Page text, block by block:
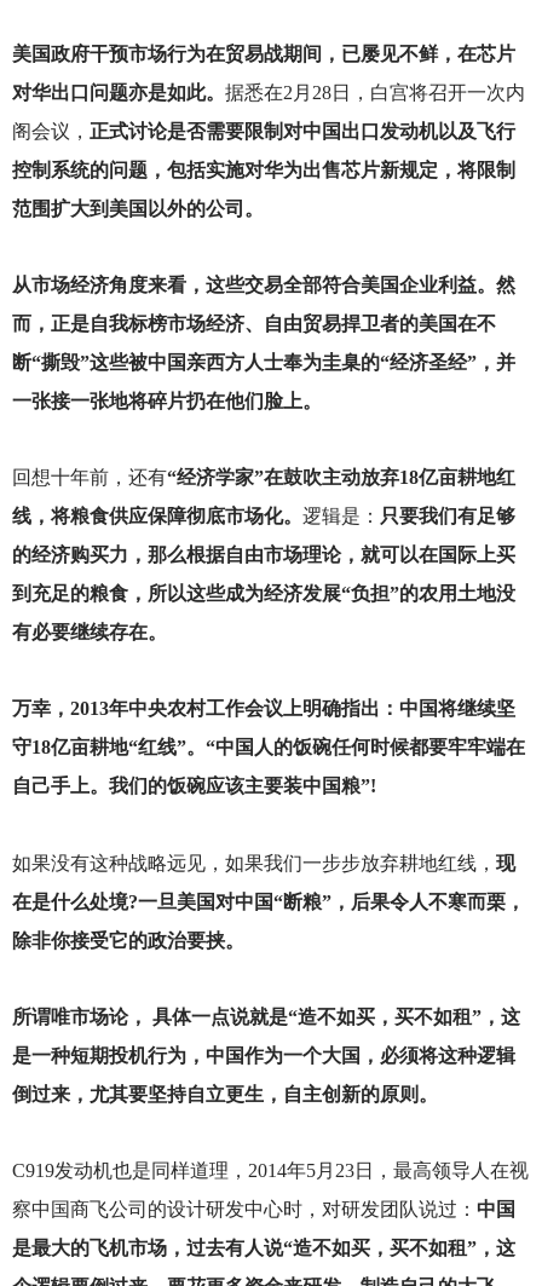
美国政府干预市场行为在贸易战期间，已屡见不鲜，在芯片
对华出口问题亦是如此。 据悉在2月28日，白宫将召开一次内
阁会议， 正式讨论是否需要限制对中国出口发动机以及飞行
控制系统的问题，包括实施对华为出售芯片新规定，将限制
范围扩大到美国以外的公司。
从市场经济角度来看，这些交易全部符合美国企业利益。然
而，正是自我标榜市场经济、自由贸易捍卫者的美国在不
断“撕毁”这些被中国亲西方人士奉为圭臬的“经济圣经”，并
一张接一张地将碎片扔在他们脸上。
回想十年前，还有“经济学家”在鼓吹主动放弃18亿亩耕地红
线，将粮食供应保障彻底市场化。 逻辑是： 只要我们有足够
的经济购买力，那么根据自由市场理论，就可以在国际上买
到充足的粮食，所以这些成为经济发展“负担”的农用土地没
有必要继续存在。
万幸，2013年中央农村工作会议上明确指出：中国将继续坚
守18亿亩耕地“红线”。“中国人的饭碗任何时候都要牢牢端在
自己手上。我们的饭碗应该主要装中国粮”!
如果没有这种战略远见，如果我们一步步放弃耕地红线， 现
在是什么处境?一旦美国对中国“断粮”，后果令人不寒而栗，
除非你接受它的政治要挟。
所谓唯市场论， 具体一点说就是“造不如买，买不如租”，这
是一种短期投机行为，中国作为一个大国，必须将这种逻辑
倒过来，尤其要坚持自立更生，自主创新的原则。
C919发动机也是同样道理，2014年5月23日，最高领导人在视
察中国商飞公司的设计研发中心时，对研发团队说过： 中国
是最大的飞机市场，过去有人说“造不如买，买不如租”，这